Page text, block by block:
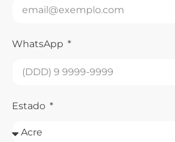
WhatsApp
Estado